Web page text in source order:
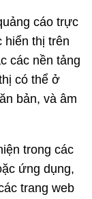
cáo trực
hiển thị trên
các nền tảng
có thể ở
bản, và âm
trong các
ứng dụng,
trang web